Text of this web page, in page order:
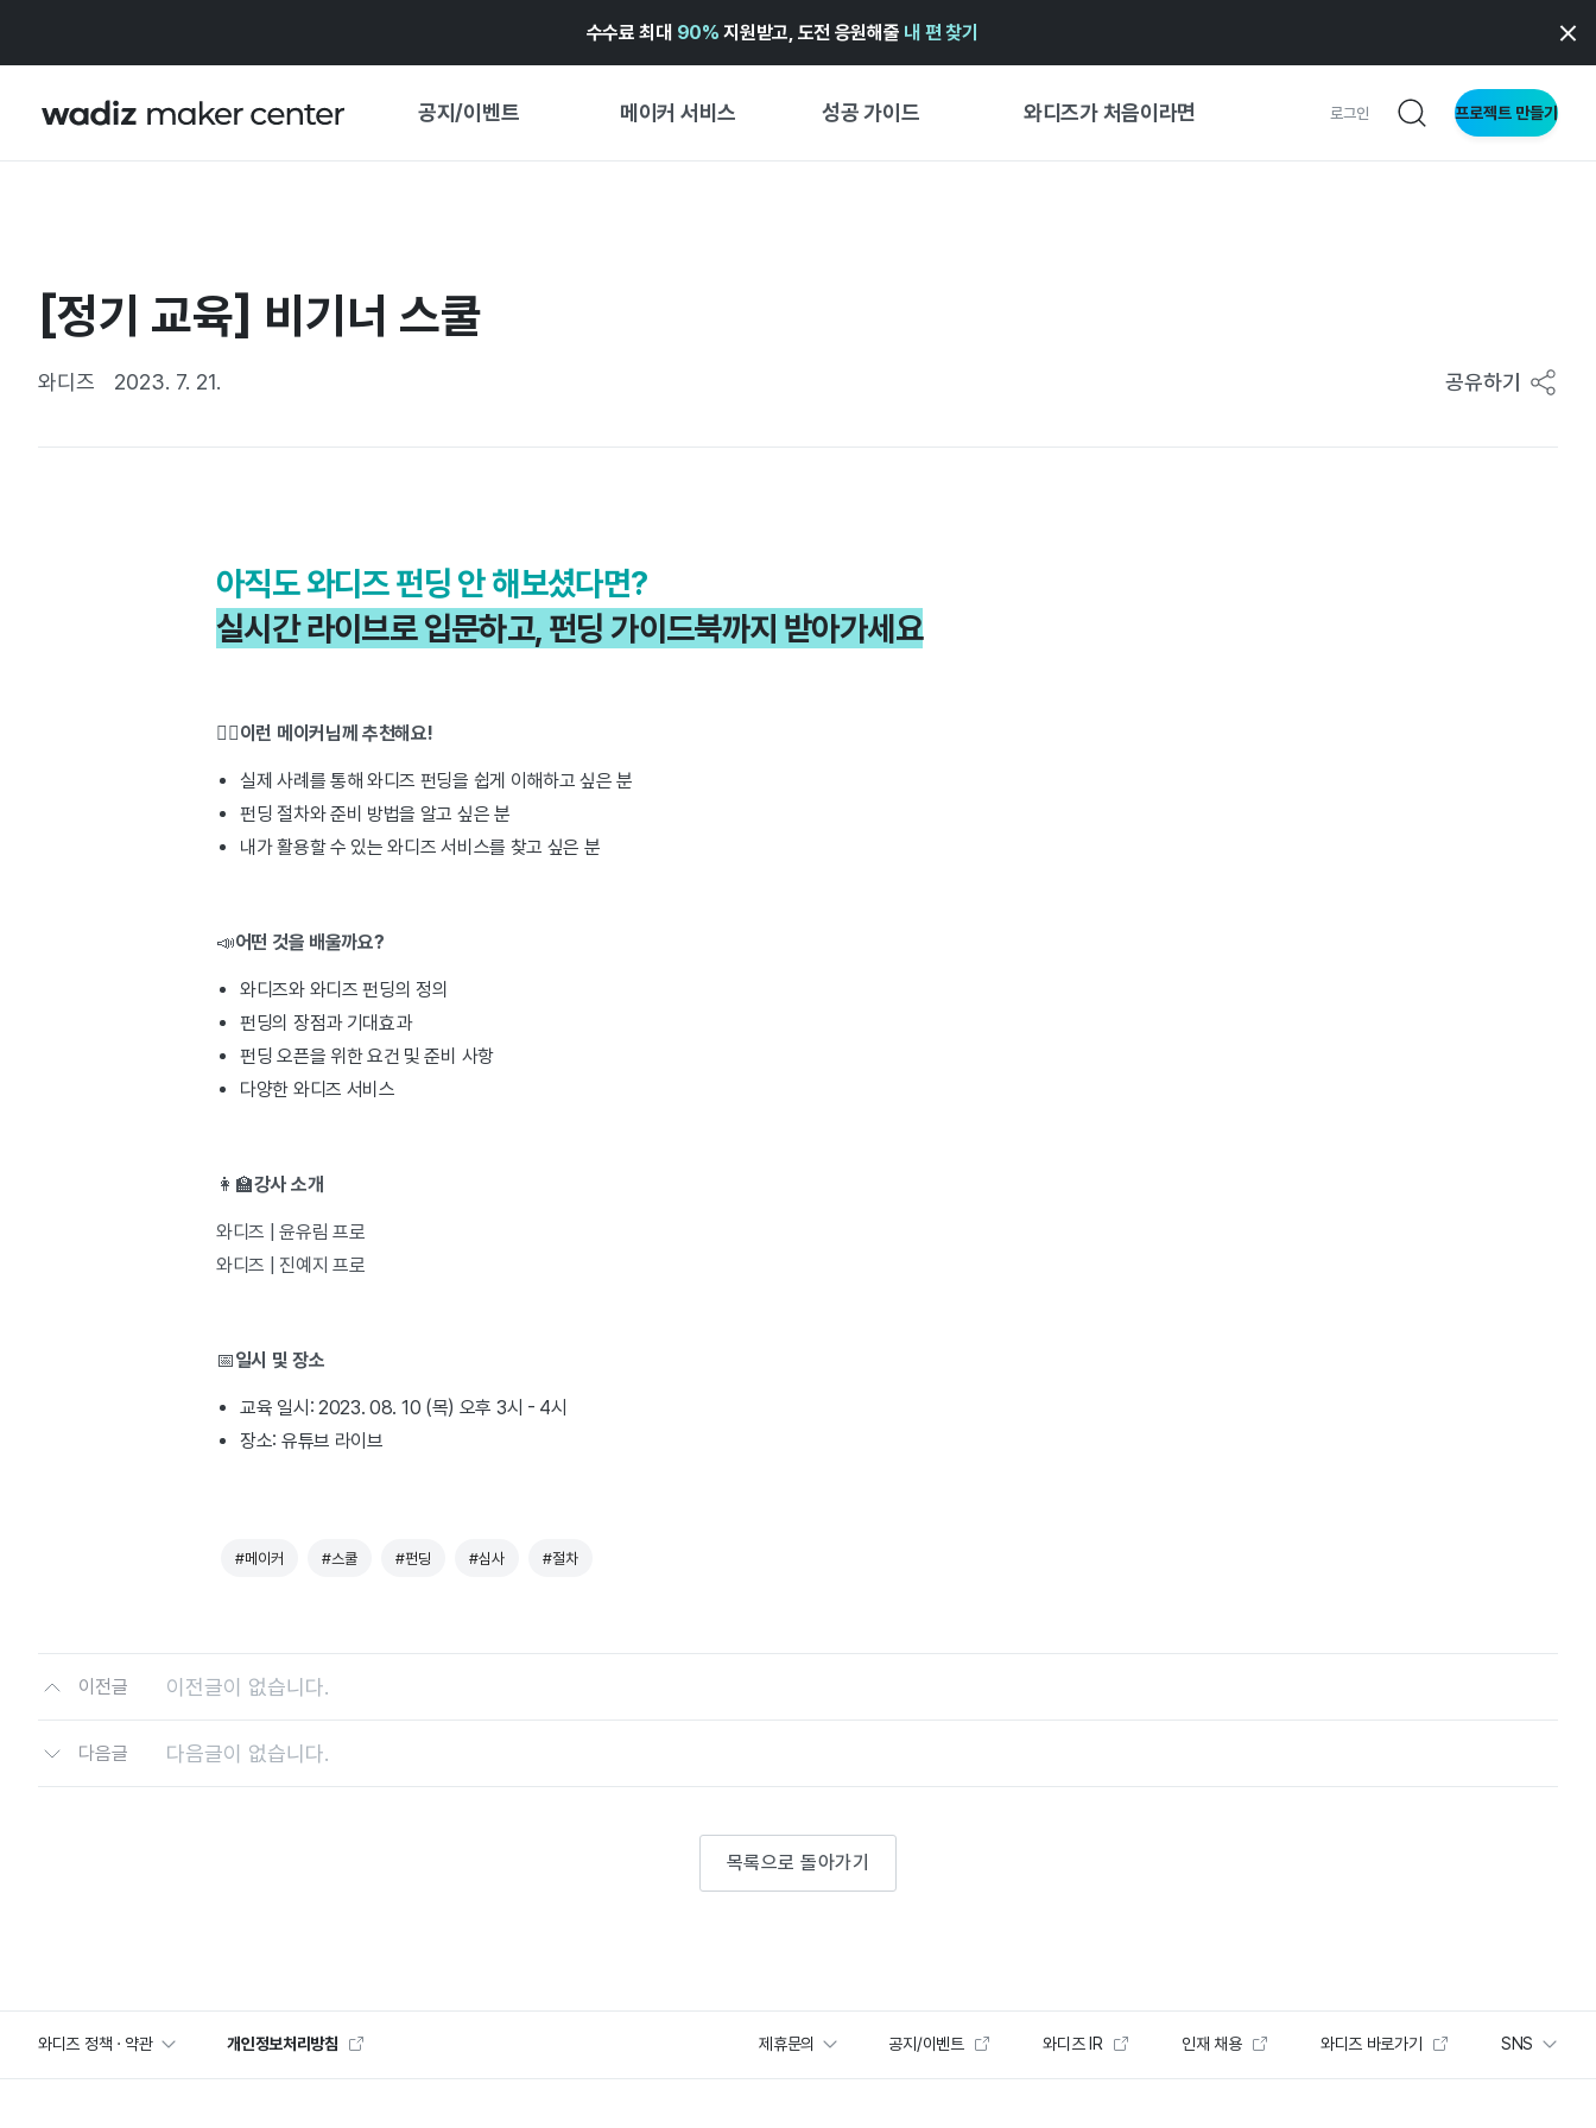
수수료 최대 90% 지원받고, 도전 응원해줄 내 편 찾기
공지/이벤트 메이커 서비스 성공 가이드 와디즈가 처음이라면 로그인 프로젝트 만들기
마이 와디즈
중요 업데이트
보도자료
기획전 캘린더
[정기 교육] 비기너 스쿨
와디즈 2023. 7. 21. 공유하기
아직도 와디즈 펀딩 안 해보셨다면?
실시간 라이브로 입문하고, 펀딩 가이드북까지 받아가세요
🙋‍♀️이런 메이커님께 추천해요!
실제 사례를 통해 와디즈 펀딩을 쉽게 이해하고 싶은 분
펀딩 절차와 준비 방법을 알고 싶은 분
내가 활용할 수 있는 와디즈 서비스를 찾고 싶은 분
📣어떤 것을 배울까요?
와디즈와 와디즈 펀딩의 정의
펀딩의 장점과 기대효과
펀딩 오픈을 위한 요건 및 준비 사항
다양한 와디즈 서비스
👩‍🏫강사 소개
와디즈 | 윤유림 프로
와디즈 | 진예지 프로
📅일시 및 장소
교육 일시: 2023. 08. 10 (목) 오후 3시 - 4시
장소: 유튜브 라이브
#메이커 #스쿨 #펀딩 #심사 #절차
이전글 이전글이 없습니다.
다음글 다음글이 없습니다.
목록으로 돌아가기
와디즈 정책 · 약관 개인정보처리방침 제휴문의 공지/이벤트 와디즈 IR 인재 채용 와디즈 바로가기 SNS